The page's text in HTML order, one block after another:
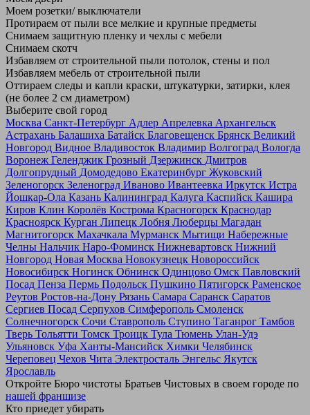
Моем розетки/ выключатели
Протираем от пыли все мелкие и крупные предметы
Снимаем защитную пленку и чехлы с мебели
Снимаем скотч
Избавляем от строительной пыли потолок, стены и пол
Избавляем мебель от строительной пыли
Оттираем следы и капли краски, штукатурки, затирки, клея
(не более 2 см диаметром)
Выберите свой город
Москва Санкт-Петербург Адлер Апрелевка Архангельск
Астрахань Балашиха Батайск Благовещенск Брянск Великий
Новгород Видное Владивосток Владимир Волгоград Вологда
Воронеж Геленджик Грозный Дзержинск Дмитров
Долгопрудный Домодедово Екатеринбург Жуковский
Зеленогорск Зеленоград Иваново Ивантеевка Иркутск Истра
Йошкар-Ола Казань Калининград Калуга Каспийск Кашира
Киров Клин Королёв Кострома Красногорск Краснодар
Красноярск Курган Липецк Лобня Люберцы Магадан
Магнитогорск Махачкала Мурманск Мытищи Набережные
Челны Нальчик Наро-Фоминск Нижневартовск Нижний
Новгород Новая Москва Новокузнецк Новороссийск
Новосибирск Ногинск Обнинск Одинцово Омск Павловский
Посад Пенза Пермь Подольск Пушкино Пятигорск Раменское
Реутов Ростов-на-Дону Рязань Самара Саранск Саратов
Сергиев Посад Серпухов Симферополь Смоленск
Солнечногорск Сочи Ставрополь Ступино Таганрог Тамбов
Тверь Тольятти Томск Троицк Тула Тюмень Улан-Удэ
Ульяновск Уфа Ханты-Мансийск Химки Челябинск
Череповец Чехов Чита Электросталь Энгельс Якутск
Ярославль
Откройте Бюро чистоты Братьев Чистовых в своем городе по
нашей франшизе
Кто приедет убирать